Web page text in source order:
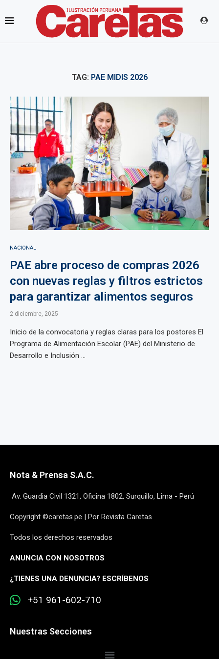
TAG: PAE MIDIS 2026
NACIONAL
PAE abre proceso de compras 2026
con nuevas reglas y filtros estrictos
para garantizar alimentos seguros
2 diciembre, 2025
Inicio de la convocatoria y reglas claras para los postores El
Programa de Alimentación Escolar (PAE) del Ministerio de
Desarrollo e Inclusión ...
Nota & Prensa S.A.C.
Av. Guardia Civil 1321, Oficina 1802, Surquillo, Lima - Perú
Copyright ©caretas.pe | Por Revista Caretas
Todos los derechos reservados
ANUNCIA CON NOSOTROS
¿TIENES UNA DENUNCIA? ESCRÍBENOS
+51 961-602-710
Nuestras Secciones